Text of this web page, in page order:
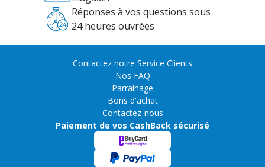
Réponses à vos questions sous
24 heures ouvrées
Contactez notre Service Clients
Nos FAQ
Parrainage
Bons d'achat
Contactez-nous
Paiement de vos CashBack sécurisé